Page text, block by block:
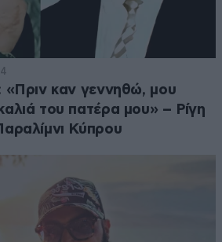
«Πριν καν γεννηθώ, μου
του πατέρα μου» – Ρίγη
Κύπρου